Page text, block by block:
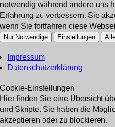
notwendig während andere uns
Erfahrung zu verbessern. Sie
wenn Sie fortfahren diese
Nur Notwendige Einstellungen
Impressum
Datenschutzerklärung
Cookie-Einstellungen
Hier finden Sie eine Übersicht
und Skripte. Sie haben die
akzeptieren oder zu blockieren.